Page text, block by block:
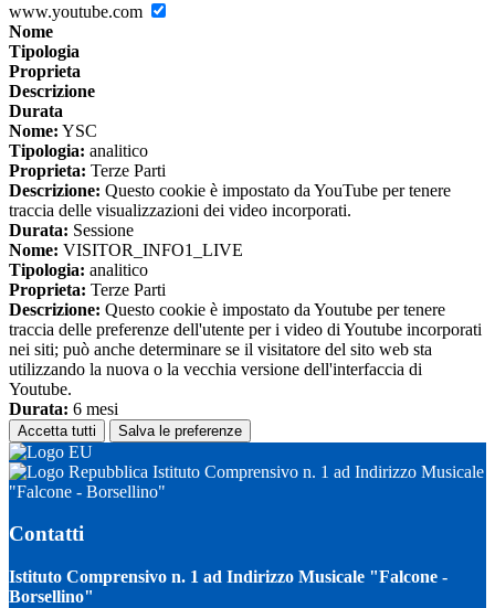
www.youtube.com
Nome
Tipologia
Proprieta
Descrizione
Durata
Nome: YSC
Tipologia: analitico
Proprieta: Terze Parti
Descrizione: Questo cookie è impostato da YouTube per tenere
traccia delle visualizzazioni dei video incorporati.
Durata: Sessione
Nome: VISITOR_INFO1_LIVE
Tipologia: analitico
Proprieta: Terze Parti
Descrizione: Questo cookie è impostato da Youtube per tenere
traccia delle preferenze dell'utente per i video di Youtube incorporati
nei siti; può anche determinare se il visitatore del sito web sta
utilizzando la nuova o la vecchia versione dell'interfaccia di
Youtube.
Durata: 6 mesi
Accetta tutti Salva le preferenze
Istituto Comprensivo n. 1 ad Indirizzo Musicale
"Falcone - Borsellino"
Contatti
Istituto Comprensivo n. 1 ad Indirizzo Musicale "Falcone -
Borsellino"